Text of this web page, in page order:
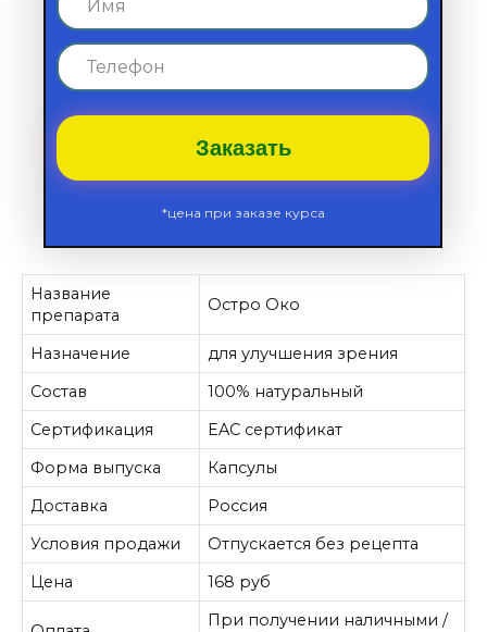
Заказать
*цена при заказе курса
Название
препарата
Остро Око
Назначение
для улучшения зрения
Состав
100% натуральный
Сертификация
EAC сертификат
Форма выпуска
Капсулы
Доставка
Россия
Условия продажи
Отпускается без рецепта
Цена
168 руб
При получении наличными /